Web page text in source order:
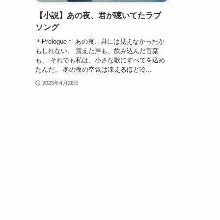
【小説】あの夜、君が聴いてたラブ
ソング
＊Prologue＊ あの夜、君には見えなかったか
もしれない。 震えた声も、飲み込んだ言葉
も、 それでも私は、小さな歌にすべてを込め
たんだ。 冬の夜の空気は凍えるほど冷...
2025年4月26日